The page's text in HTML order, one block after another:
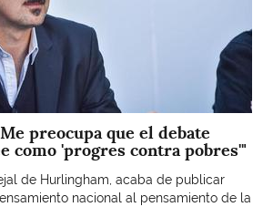
preocupa que el debate
como 'progres contra pobres'"
de Hurlingham, acaba de publicar
nacional al pensamiento de la